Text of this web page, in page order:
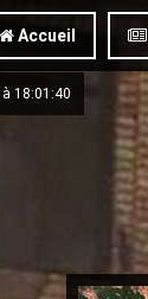
Accueil
18:01:40